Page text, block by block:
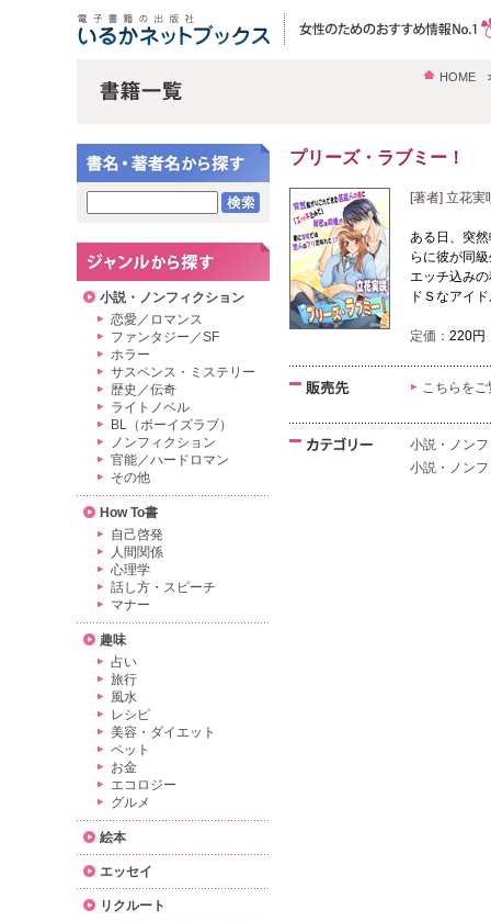
HOME
プリーズ・ラブミー！
[著者] 立花実
ある日、突
らに彼が同
エッチ込み
ドＳなアイ
定価： 220円
こちらを
小説・ノン
小説・ノン
小説・ノンフィクション
恋愛／ロマンス
ファンタジー／SF
ホラー
サスペンス・ミステリー
歴史／伝奇
ライトノベル
BL（ボーイズラブ）
ノンフィクション
官能／ハードロマン
その他
How To書
自己啓発
人間関係
心理学
話し方・スピーチ
マナー
趣味
占い
旅行
風水
レシピ
美容・ダイエット
ペット
お金
エコロジー
グルメ
絵本
エッセイ
リクルート